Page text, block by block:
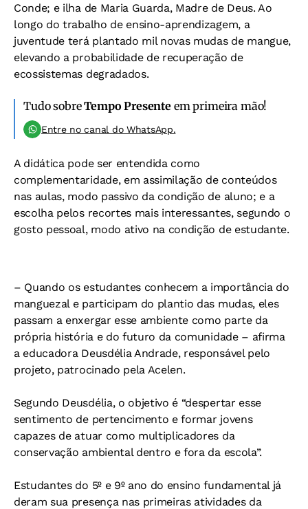
Conde; e ilha de Maria Guarda, Madre de Deus. Ao
longo do trabalho de ensino-aprendizagem, a
juventude terá plantado mil novas mudas de mangue,
elevando a probabilidade de recuperação de
ecossistemas degradados.
Tudo sobreTempo Presente em primeira mão!
Entre no canal do WhatsApp.
A didática pode ser entendida como
complementaridade, em assimilação de conteúdos
nas aulas, modo passivo da condição de aluno; e a
escolha pelos recortes mais interessantes, segundo o
gosto pessoal, modo ativo na condição de estudante.
– Quando os estudantes conhecem a importância do
manguezal e participam do plantio das mudas, eles
passam a enxergar esse ambiente como parte da
própria história e do futuro da comunidade – afirma
a educadora Deusdélia Andrade, responsável pelo
projeto, patrocinado pela Acelen.
Segundo Deusdélia, o objetivo é “despertar esse
sentimento de pertencimento e formar jovens
capazes de atuar como multiplicadores da
conservação ambiental dentro e fora da escola”.
Estudantes do 5º e 9º ano do ensino fundamental já
deram sua presença nas primeiras atividades da